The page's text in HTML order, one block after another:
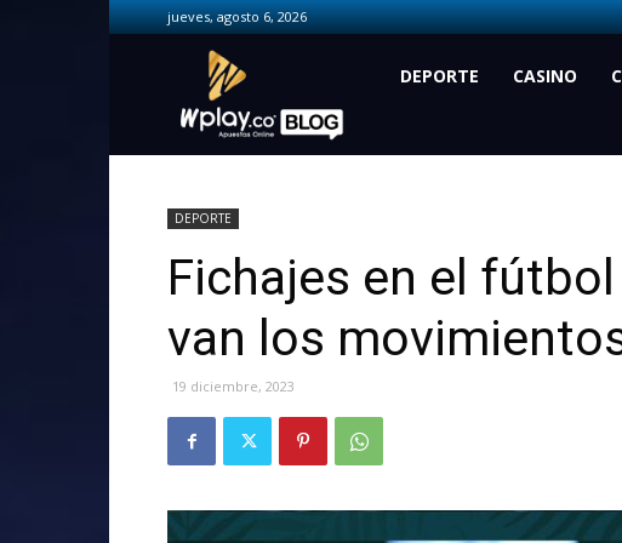
jueves, agosto 6, 2026
Wplay.co
DEPORTE CASINO
DEPORTE
Fichajes en el
van los
19 diciembre, 2023